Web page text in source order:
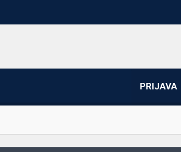
PRIJAVA